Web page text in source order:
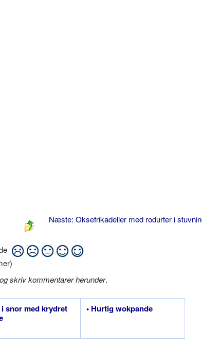
Næste: Oksefrikadeller med rodurter i
skriv kommentarer herunder.
i snor med krydret
• Hurtig wokpande